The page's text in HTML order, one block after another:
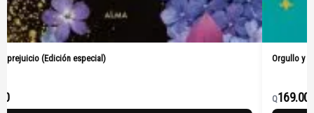
prejuicio (Edición especial) Orgullo y
Q169.00